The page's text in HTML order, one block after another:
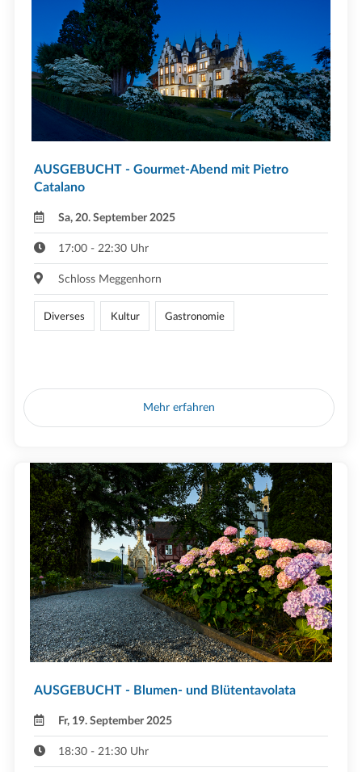
AUSGEBUCHT - Gourmet-Abend mit Pietro
Catalano
Sa, 20. September 2025
17:00 - 22:30 Uhr
Schloss Meggenhorn
Diverses Kultur Gastronomie
Mehr erfahren
AUSGEBUCHT - Blumen- und Blütentavolata
Fr, 19. September 2025
18:30 - 21:30 Uhr